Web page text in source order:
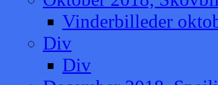
Vinderbilleder
Div
Div